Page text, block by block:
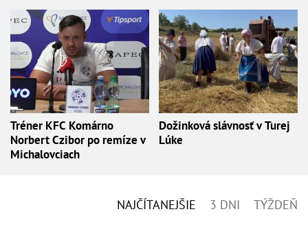
Tréner KFC Komárno
Norbert Czibor po remíze v
Michalovciach
Dožinková slávnosť v Turej
Lúke
NAJČÍTANEJŠIE 3 DNI TÝŽDEŇ